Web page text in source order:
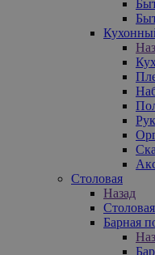
Столовая
Назад
Столовая
Барная